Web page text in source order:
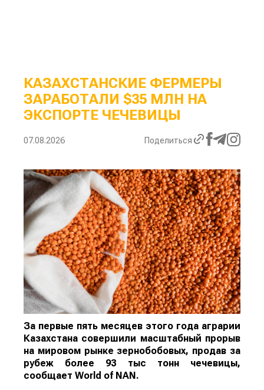
КАЗАХСТАНСКИЕ ФЕРМЕРЫ
ЗАРАБОТАЛИ $35 МЛН НА
ЭКСПОРТЕ ЧЕЧЕВИЦЫ
07.08.2026 Поделиться
За первые пять месяцев этого года аграрии
Казахстана совершили масштабный прорыв
на мировом рынке зернобобовых, продав за
рубеж более 93 тыс тонн чечевицы,
сообщает World of NAN.